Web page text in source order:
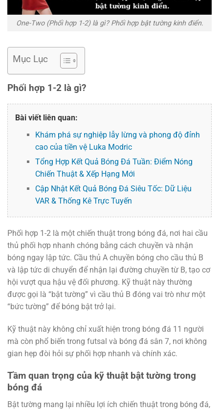
One-Two (Phối hợp 1-2) là gì? Phối hợp bật tường kinh điển.
Mục Lục
Phối hợp 1-2 là gì?
Bài viết liên quan:
Khám phá sự nghiệp lẫy lừng và phong độ đỉnh
cao của tiền vệ Luka Modric
Tổng Hợp Kết Quả Bóng Đá Tuần: Điểm Nóng
Chiến Thuật & Xếp Hạng Mới
Cập Nhật Kết Quả Bóng Đá Siêu Tốc: Dữ Liệu
VAR & Thống Kê Trực Tuyến
Phối hợp 1-2 là một chiến thuật trong bóng đá, nơi hai cầu
thủ phối hợp nhanh chóng bằng cách chuyền và nhận
bóng ngay lập tức. Cầu thủ A chuyền bóng cho cầu thủ B
và lập tức di chuyển để nhận lại đường chuyền từ B, tạo cơ
hội vượt qua hậu vệ đối phương. Kỹ thuật này thường
được gọi là “bật tường” vì cầu thủ B đóng vai trò như một
“bức tường” để bóng bật trở lại.
Kỹ thuật này không chỉ xuất hiện trong bóng đá 11 người
mà còn phổ biến trong futsal và bóng đá sân 7, nơi không
gian hẹp đòi hỏi sự phối hợp nhanh và chính xác.
Tầm quan trọng của kỹ thuật bật tường trong
bóng đá
Bật tường mang lại nhiều lợi ích chiến thuật trong bóng đá,